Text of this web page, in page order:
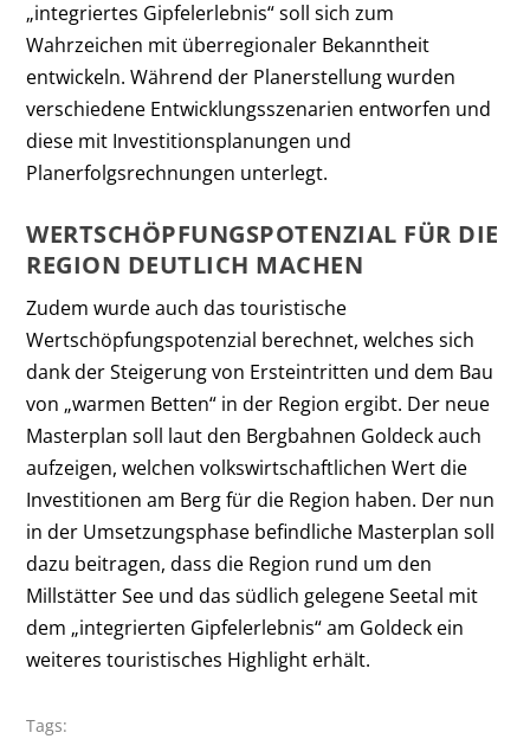
„integriertes Gipfelerlebnis“ soll sich zum
Wahrzeichen mit überregionaler Bekanntheit
entwickeln. Während der Planerstellung wurden
verschiedene Entwicklungsszenarien entworfen und
diese mit Investitionsplanungen und
Planerfolgsrechnungen unterlegt.
WERTSCHÖPFUNGSPOTENZIAL FÜR DIE
REGION DEUTLICH MACHEN
Zudem wurde auch das touristische
Wertschöpfungspotenzial berechnet, welches sich
dank der Steigerung von Ersteintritten und dem Bau
von „warmen Betten“ in der Region ergibt. Der neue
Masterplan soll laut den Bergbahnen Goldeck auch
aufzeigen, welchen volkswirtschaftlichen Wert die
Investitionen am Berg für die Region haben. Der nun
in der Umsetzungsphase befindliche Masterplan soll
dazu beitragen, dass die Region rund um den
Millstätter See und das südlich gelegene Seetal mit
dem „integrierten Gipfelerlebnis“ am Goldeck ein
weiteres touristisches Highlight erhält.
Tags: